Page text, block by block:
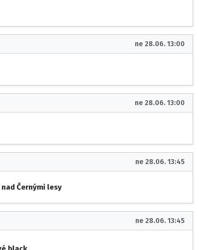
ne 28.06. 13:00
ne 28.06. 13:00
ne 28.06. 13:45
nad Černými lesy
ne 28.06. 13:45